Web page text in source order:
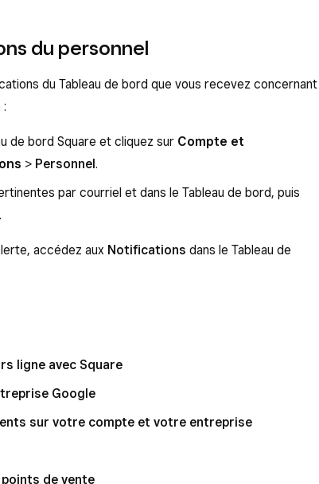
du personnel
du Tableau de bord que vous recevez concernant
de bord Square et cliquez sur Compte et
> Personnel.
par courriel et dans le Tableau de bord, puis
.
accédez aux Notifications dans le Tableau de
ligne avec Square
Google
sur votre compte et votre entreprise
de vente